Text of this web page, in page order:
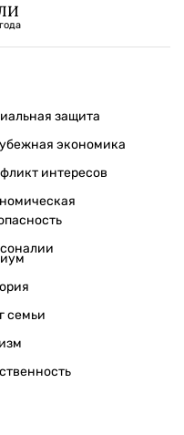
защита
экономика
интересов
семьи